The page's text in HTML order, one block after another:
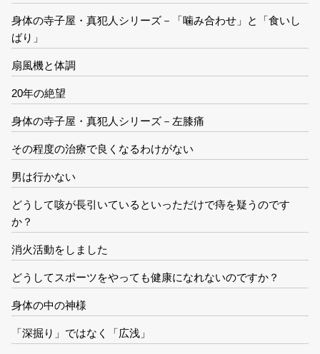
身体の寺子屋・真犯人シリーズ－「噛み合わせ」と「食いし
ばり」
扇風機と体調
20年の絶望
身体の寺子屋・真犯人シリーズ－左膝痛
その程度の治療で良くなるわけがない
男は行かない
どうして咳が長引いているといっただけで痔を疑うのです
か？
消火活動をしました
どうしてスポーツをやっても健康になれないのですか？
身体の中の神様
「深掘り」ではなく「広浅」